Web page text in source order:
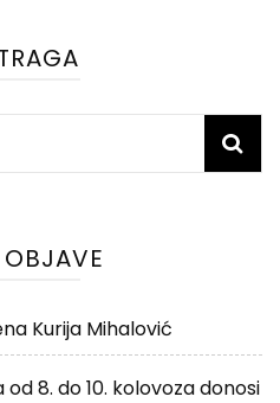
Kurija Mihalović
8. do 10. kolovoza donosi